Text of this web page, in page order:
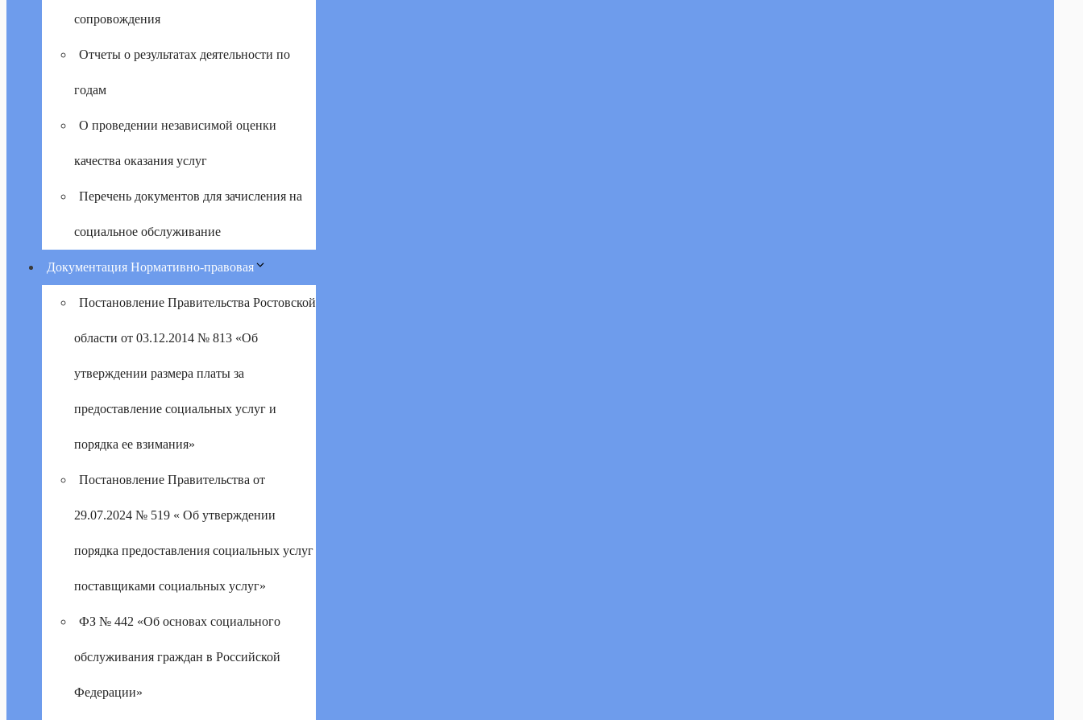
сопровождения
Отчеты о результатах деятельности по
годам
О проведении независимой оценки
качества оказания услуг
Перечень документов для зачисления на
социальное обслуживание
Документация Нормативно-правовая
Постановление Правительства Ростовской
области от 03.12.2014 № 813 «Об
утверждении размера платы за
предоставление социальных услуг и
порядка ее взимания»
Постановление Правительства от
29.07.2024 № 519 « Об утверждении
порядка предоставления социальных услуг
поставщиками социальных услуг»
ФЗ № 442 «Об основах социального
обслуживания граждан в Российской
Федерации»